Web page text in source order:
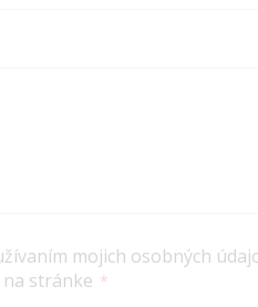
mojich osobných
stránke